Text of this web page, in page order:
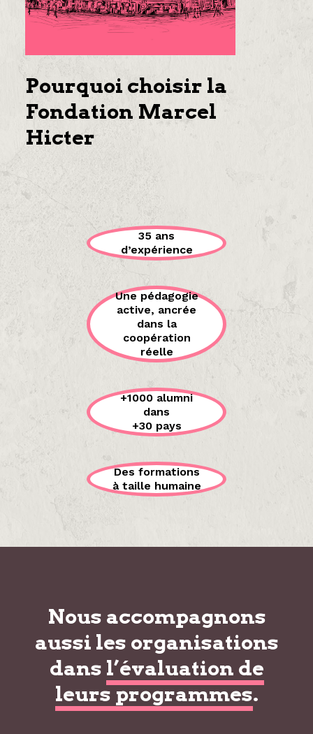
Pourquoi choisir la
Fondation Marcel
Hicter
35 ans
d’expérience
Une pédagogie
active, ancrée
dans la
coopération
réelle
+1000 alumni
dans
+30 pays
Des formations
à taille humaine
Nous accompagnons
aussi les organisations
dans l’évaluation de
leurs programmes.